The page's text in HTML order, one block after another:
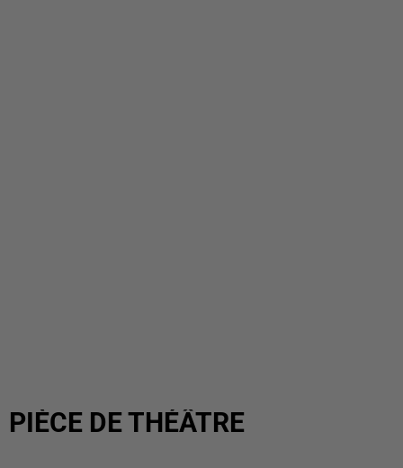
PIÈCE DE THÉÂTRE